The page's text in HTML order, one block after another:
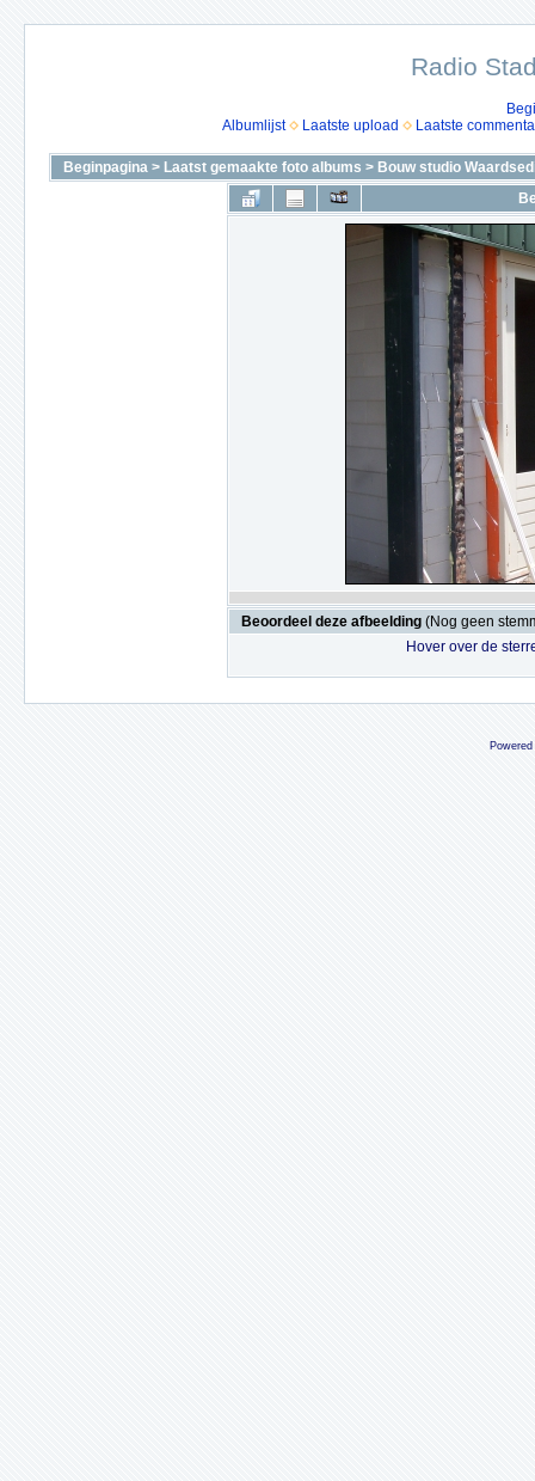
Radio
Albumlijst
Laatste upload Laatste
Beginpagina > Laatst gemaakte foto albums > Bouw studio
Beoordeel deze afbeelding (Nog geen
Hover over de